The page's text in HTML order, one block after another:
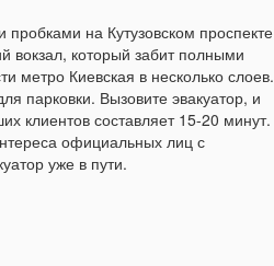
на Кутузовском проспекте
вокзал, который забит полными
метро Киевская в несколько слоев.
парковки. Вызовите эвакуатор, и
клиентов составляет 15-20 минут.
официальных лиц с
уже в пути.